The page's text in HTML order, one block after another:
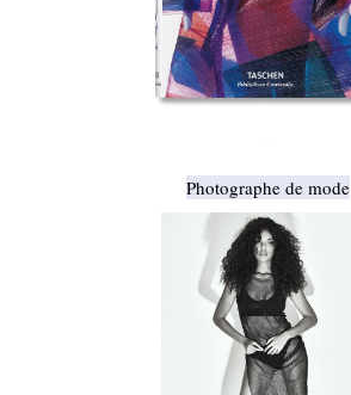
Photographe de mode